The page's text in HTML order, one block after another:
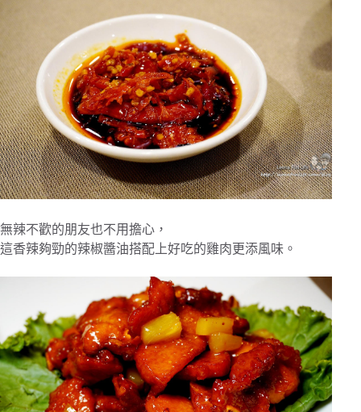
無辣不歡的朋友也不用擔心，
這香辣夠勁的辣椒醬油搭配上好吃的雞肉更添風味。